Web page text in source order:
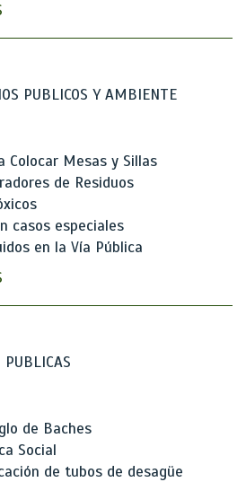
PUBLICOS Y AMBIENTE
Colocar Mesas y Sillas
de Residuos
casos especiales
en la Vía Pública
PUBLICAS
de Baches
Social
de tubos de desagüe